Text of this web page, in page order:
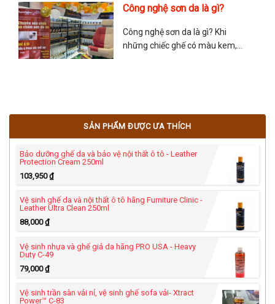
SẢN PHẨM ĐƯỢC ƯA THÍCH
Bảo dưỡng ghế da và bảo vệ nội thất ô tô - Leather
Protection Cream 250ml
103,950₫
Vệ sinh ghế da và nội thất ô tô hãng Furniture Clinic -
Leather Ultra Clean 250ml
88,000₫
Vệ sinh nhựa và ghế giả da hãng PRO USA - Heavy
Duty C-49
79,000₫
Vệ sinh trần sàn vải nỉ, vệ sinh ghế sofa vải- Xtract
Power™ C-83
việc nên bọc ghế da lại hay sơn
ghế da? Sau đây là chia sẻ của
anh Tuấn Sơn Da về vấn đề này
để giúp mọi người lựa
Công nghệ sơn da là gì?
Công nghệ sơn da là gì? Khi
những chiếc ghế có màu kem,
bên trong mà được sơn phủ bên
ngoài của nhà sản xuất.